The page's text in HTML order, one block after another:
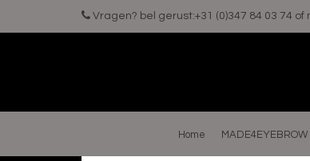
Vragen? bel gerust:+31 (0)347 84 03 74 of
Home MADE4EYEBROW